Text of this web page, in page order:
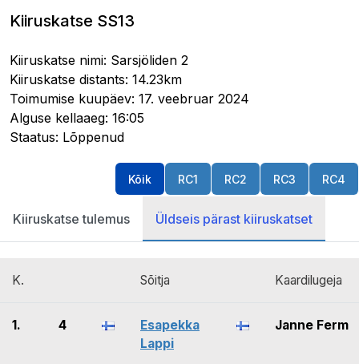
Kiiruskatse SS13
Kiiruskatse nimi: Sarsjöliden 2
Kiiruskatse distants: 14.23km
Toimumise kuupäev: 17. veebruar 2024
Alguse kellaaeg: 16:05
Staatus: Lõppenud
Kõik RC1 RC2 RC3 RC4
Kiiruskatse tulemus Üldseis pärast kiiruskatset
K. Sõitja Kaardilugeja
1. 4
Esapekka
Lappi
Janne Ferm